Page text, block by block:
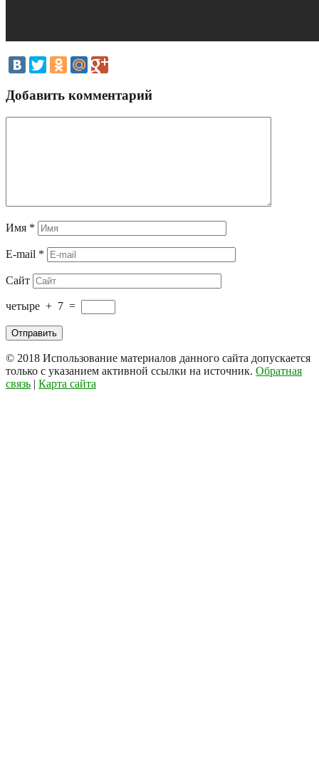
Добавить комментарий
Имя *
E-mail *
Сайт
четыре + 7 =
© 2018 Использование материалов данного сайта допускается
только с указанием активной ссылки на источник. Обратная
связь | Карта сайта